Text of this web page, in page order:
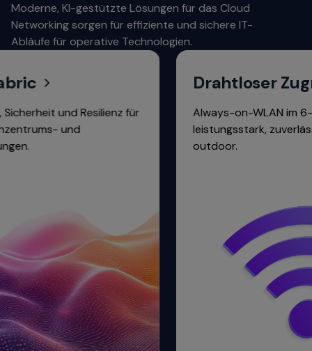
Moderne, KI-gestützte Lösungen für das Cloud
Networking sorgen für effiziente und sichere IT-
Abläufe für operative Technologien.
und Resilienz für
und
Drahtloser Zugriff
Always-on-WLAN im 6-
leistungsstark, zuverlässig,
outdoor.